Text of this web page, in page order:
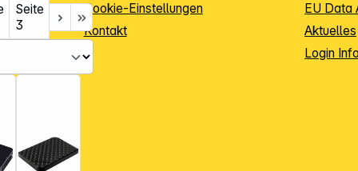
Seite
3
Jahre
Cookie-Einstellungen
Kontakt
EU Data
Aktuelles
Login